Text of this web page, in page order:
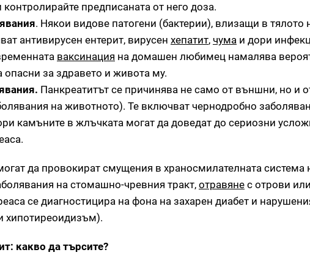
предписаната от него доза.
. Някои видове патогени (бактерии), влизащи в тялото
антивирусен ентерит, вирусен хепатит, чума и дори
ваксинация на домашен любимец намалява
опасни за здравето и живота му.
Панкреатитът се причинява не само от външни, но и
на животното). Те включват чернодробно
камъните в жлъчката могат да доведат до сериозни
да провокират смущения в храносмилателната система
на стомашно-чревния тракт,отравяне с отрови
се диагностицира на фона на захарен диабет и
хипотиреоидизъм).
какво да търсите?